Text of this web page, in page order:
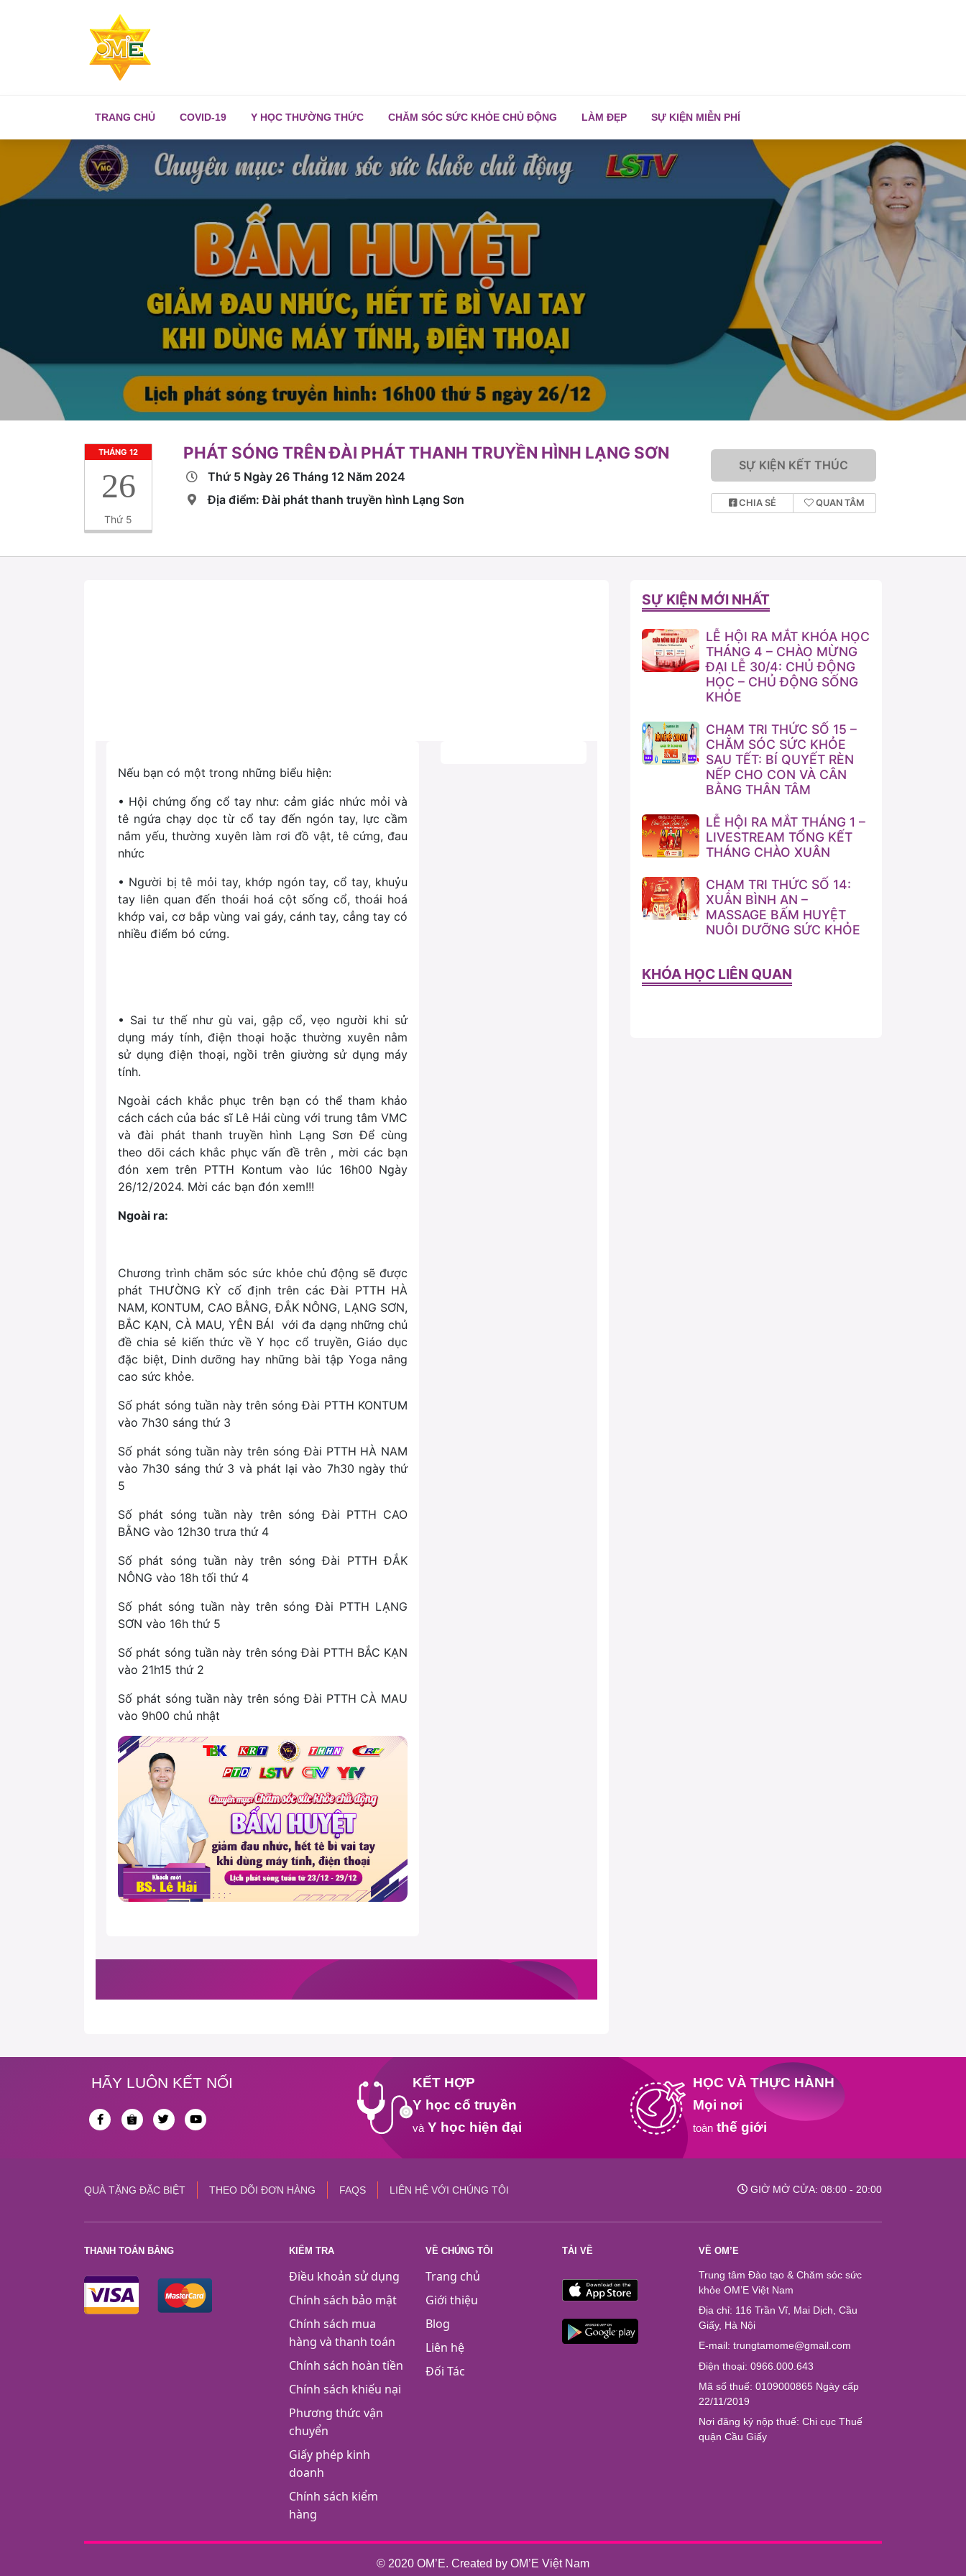
TRANG CHỦ COVID-19 Y HỌC THƯỜNG THỨC CHĂM SÓC SỨC KHỎE CHỦ ĐỘNG LÀM ĐẸP SỰ KIỆN MIỄN PHÍ
THÁNG 12
26
Thứ 5
PHÁT SÓNG TRÊN ĐÀI PHÁT THANH TRUYỀN HÌNH LẠNG SƠN
Thứ 5 Ngày 26 Tháng 12 Năm 2024
Địa điểm: Đài phát thanh truyền hình Lạng Sơn
SỰ KIỆN KẾT THÚC
CHIA SẺ QUAN TÂM
Nếu bạn có một trong những biểu hiện:
• Hội chứng ống cổ tay như: cảm giác nhức mỏi và
tê ngứa chạy dọc từ cổ tay đến ngón tay, lực cầm
nắm yếu, thường xuyên làm rơi đồ vật, tê cứng, đau
nhức
• Người bị tê mỏi tay, khớp ngón tay, cổ tay, khuỷu
tay liên quan đến thoái hoá cột sống cổ, thoái hoá
khớp vai, cơ bắp vùng vai gáy, cánh tay, cẳng tay có
nhiều điểm bó cứng.
• Sai tư thế như gù vai, gập cổ, vẹo người khi sử
dụng máy tính, điện thoại hoặc thường xuyên nằm
sử dụng điện thoại, ngồi trên giường sử dụng máy
tính.
Ngoài cách khắc phục trên bạn có thể tham khảo
cách cách của bác sĩ Lê Hải cùng với trung tâm VMC
và đài phát thanh truyền hình Lạng Sơn Để cùng
theo dõi cách khắc phục vấn đề trên , mời các bạn
đón xem trên PTTH Kontum vào lúc 16h00 Ngày
26/12/2024. Mời các bạn đón xem!!!
Ngoài ra:
Chương trình chăm sóc sức khỏe chủ động sẽ được
phát THƯỜNG KỲ cố định trên các Đài PTTH HÀ
NAM, KONTUM, CAO BẰNG, ĐẮK NÔNG, LẠNG SƠN,
BẮC KẠN, CÀ MAU, YÊN BÁI với đa dạng những chủ
đề chia sẻ kiến thức về Y học cổ truyền, Giáo dục
đặc biệt, Dinh dưỡng hay những bài tập Yoga nâng
cao sức khỏe.
Số phát sóng tuần này trên sóng Đài PTTH KONTUM
vào 7h30 sáng thứ 3
Số phát sóng tuần này trên sóng Đài PTTH HÀ NAM
vào 7h30 sáng thứ 3 và phát lại vào 7h30 ngày thứ
5
Số phát sóng tuần này trên sóng Đài PTTH CAO
BẰNG vào 12h30 trưa thứ 4
Số phát sóng tuần này trên sóng Đài PTTH ĐẮK
NÔNG vào 18h tối thứ 4
Số phát sóng tuần này trên sóng Đài PTTH LẠNG
SƠN vào 16h thứ 5
Số phát sóng tuần này trên sóng Đài PTTH BẮC KẠN
vào 21h15 thứ 2
Số phát sóng tuần này trên sóng Đài PTTH CÀ MAU
vào 9h00 chủ nhật
SỰ KIỆN MỚI NHẤT
LỄ HỘI RA MẮT KHÓA HỌC
THÁNG 4 – CHÀO MỪNG
ĐẠI LỄ 30/4: CHỦ ĐỘNG
HỌC – CHỦ ĐỘNG SỐNG
KHỎE
CHẠM TRI THỨC SỐ 15 –
CHĂM SÓC SỨC KHỎE
SAU TẾT: BÍ QUYẾT RÈN
NẾP CHO CON VÀ CÂN
BẰNG THÂN TÂM
LỄ HỘI RA MẮT THÁNG 1 –
LIVESTREAM TỔNG KẾT
THÁNG CHÀO XUÂN
CHẠM TRI THỨC SỐ 14:
XUÂN BÌNH AN –
MASSAGE BẤM HUYỆT
NUÔI DƯỠNG SỨC KHỎE
KHÓA HỌC LIÊN QUAN
HÃY LUÔN KẾT NỐI
KẾT HỢP
Y học cổ truyền
và Y học hiện đại
HỌC VÀ THỰC HÀNH
Mọi nơi
toànthế giới
QUÀ TẶNG ĐẶC BIỆT THEO DÕI ĐƠN HÀNG FAQS LIÊN HỆ VỚI CHÚNG TÔI GIỜ MỞ CỬA: 08:00 - 20:00
THANH TOÁN BẰNG KIỂM TRA
Điều khoản sử dụng
Chính sách bảo mật
Chính sách mua
hàng và thanh toán
Chính sách hoàn tiền
Chính sách khiếu nại
Phương thức vận
chuyển
Giấy phép kinh
doanh
Chính sách kiểm
hàng
VỀ CHÚNG TÔI
Trang chủ
Giới thiệu
Blog
Liên hệ
Đối Tác
TẢI VỀ VỀ OM’E
Trung tâm Đào tạo & Chăm sóc sức
khỏe OM’E Việt Nam
Địa chỉ: 116 Trần Vĩ, Mai Dịch, Cầu
Giấy, Hà Nội
E-mail: trungtamome@gmail.com
Điện thoại: 0966.000.643
Mã số thuế: 0109000865 Ngày cấp
22/11/2019
Nơi đăng ký nộp thuế: Chi cục Thuế
quận Cầu Giấy
© 2020 OM’E. Created by OM’E Việt Nam